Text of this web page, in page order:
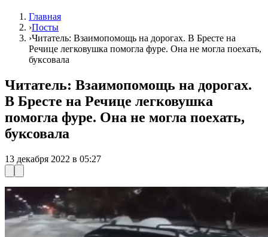
Главная
›Посты
›Читатель: Взаимопомощь на дорогах. В Бресте на
Речице легковушка помогла фуре. Она не могла поехать,
буксовала
Читатель: Взаимопомощь на дорогах.
В Бресте на Речице легковушка
помогла фуре. Она не могла поехать,
буксовала
13 декабря 2022 в 05:27